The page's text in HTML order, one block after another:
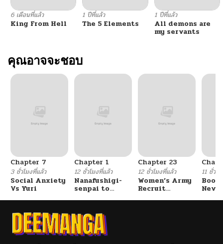
6 เดือนที่แล้ว
King From Hell
1 ปีที่แล้ว
The 5 Elements
1 ปีที่แล้ว
All demons are
my servants
คุณอาจจะชอบ
Chapter 7
3 ชั่วโมงที่แล้ว
Social Anxiety
Vs Yuri
Chapter 1
12 ชั่วโมงที่แล้ว
Nanafushigi-
senpai to
Chapter 23
12 ชั่วโมงที่แล้ว
Women’s Army
Recruit
11 ชั่วโ